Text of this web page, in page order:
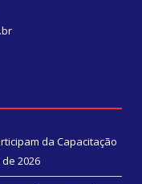
da Capacitação
2026